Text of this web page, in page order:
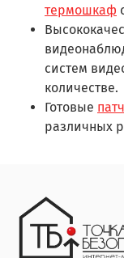
термошкаф
систем
количестве.
Готовые
различных